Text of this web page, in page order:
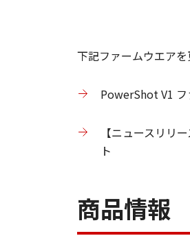
下記ファームウエアを
PowerShot V1
【ニュースリリ
ト
商品情報